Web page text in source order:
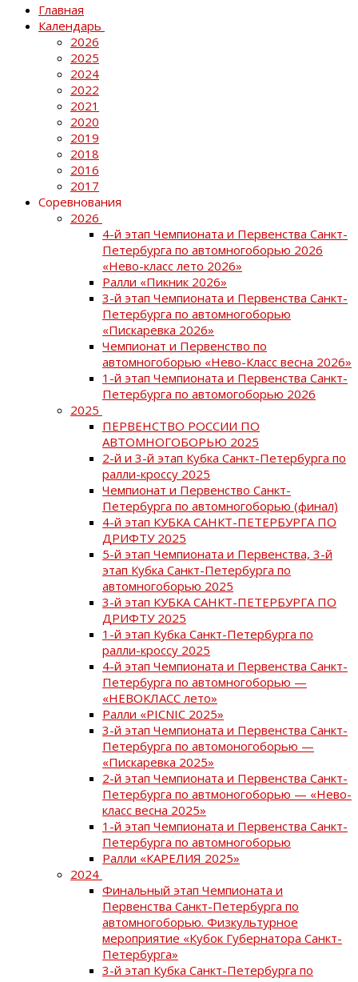
Главная
Календарь
2026
2025
2024
2022
2021
2020
2019
2018
2016
2017
Соревнования
2026
4-й этап Чемпионата и Первенства Санкт-
Петербурга по автомногоборью 2026
«Нево-класс лето 2026»
Ралли «Пикник 2026»
3-й этап Чемпионата и Первенства Санкт-
Петербурга по автомногоборью
«Пискаревка 2026»
Чемпионат и Первенство по
автомногоборью «Нево-Класс весна 2026»
1-й этап Чемпионата и Первенства Санкт-
Петербурга по автомогоборью 2026
2025
ПЕРВЕНСТВО РОССИИ ПО
АВТОМНОГОБОРЬЮ 2025
2-й и 3-й этап Кубка Санкт-Петербурга по
ралли-кроссу 2025
Чемпионат и Первенство Санкт-
Петербурга по автомногоборью (финал)
4-й этап КУБКА САНКТ-ПЕТЕРБУРГА ПО
ДРИФТУ 2025
5-й этап Чемпионата и Первенства, 3-й
этап Кубка Санкт-Петербурга по
автомногоборью 2025
3-й этап КУБКА САНКТ-ПЕТЕРБУРГА ПО
ДРИФТУ 2025
1-й этап Кубка Санкт-Петербурга по
ралли-кроссу 2025
4-й этап Чемпионата и Первенства Санкт-
Петербурга по автомногоборью —
«НЕВОКЛАСС лето»
Ралли «PICNIC 2025»
3-й этап Чемпионата и Первенства Санкт-
Петербурга по автомоногоборью —
«Пискаревка 2025»
2-й этап Чемпионата и Первенства Санкт-
Петербурга по автмоногоборью — «Нево-
класс весна 2025»
1-й этап Чемпионата и Первенства Санкт-
Петербурга по автомногоборью
Ралли «КАРЕЛИЯ 2025»
2024
Финальный этап Чемпионата и
Первенства Санкт-Петербурга по
автомногоборью. Физкультурное
мероприятие «Кубок Губернатора Санкт-
Петербурга»
3-й этап Кубка Санкт-Петербурга по